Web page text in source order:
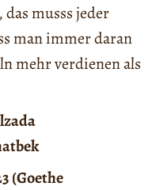
musss jeder
man immer daran
mehr verdienen als
(Goethe